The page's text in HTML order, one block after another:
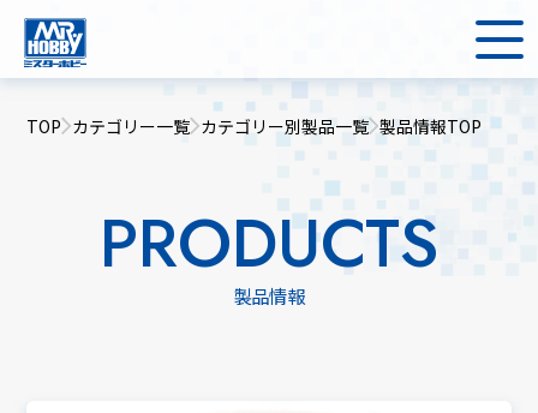
TOP カテゴリー一覧 カテゴリー別製品一覧 製品情報TOP
PRODUCTS
製品情報